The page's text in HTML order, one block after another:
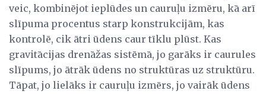
veic, kombinējot ieplūdes un cauruļu izmēru, kā arī
slīpuma procentus starp konstrukcijām, kas
kontrolē, cik ātri ūdens caur tīklu plūst. Kas
gravitācijas drenāžas sistēmā, jo garāks ir caurules
slīpums, jo ātrāk ūdens no struktūras uz struktūru.
Tāpat, jo lielāks ir cauruļu izmērs, jo vairāk ūdens